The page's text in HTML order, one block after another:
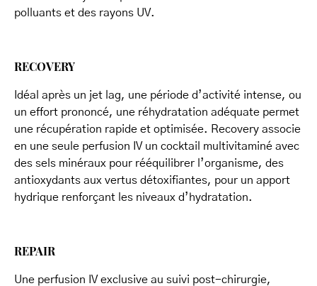
polluants et des rayons UV.
RECOVERY
Idéal après un jet lag, une période d’activité intense, ou
un effort prononcé, une réhydratation adéquate permet
une récupération rapide et optimisée. Recovery associe
en une seule perfusion IV un cocktail multivitaminé avec
des sels minéraux pour rééquilibrer l’organisme, des
antioxydants aux vertus détoxifiantes, pour un apport
hydrique renforçant les niveaux d’hydratation.
REPAIR
Une perfusion IV exclusive au suivi post-chirurgie,